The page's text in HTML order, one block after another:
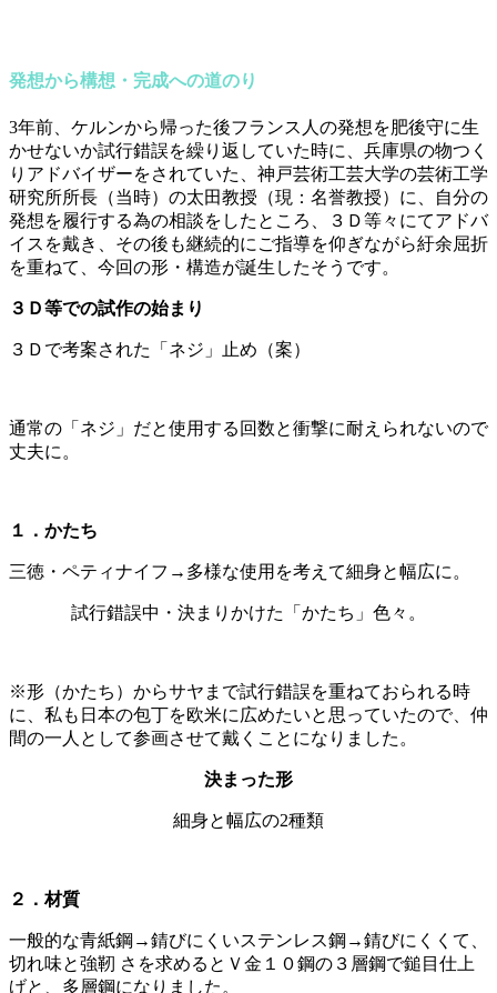
発想から構想・完成への道のり
3年前、ケルンから帰った後フランス人の発想を肥後守に生
かせないか試行錯誤を繰り返していた時に、兵庫県の物つく
りアドバイザーをされていた、神戸芸術工芸大学の芸術工学
研究所所長（当時）の太田教授（現：名誉教授）に、自分の
発想を履行する為の相談をしたところ、３Ｄ等々にてアドバ
イスを戴き、その後も継続的にご指導を仰ぎながら紆余屈折
を重ねて、今回の形・構造が誕生したそうです。
３Ｄ等での試作の始まり
３Ｄで考案された「ネジ」止め（案）
通常の「ネジ」だと使用する回数と衝撃に耐えられないので
丈夫に。
１．かたち
三徳・ペティナイフ→多様な使用を考えて細身と幅広に。
試行錯誤中・決まりかけた「かたち」色々。
※形（かたち）からサヤまで試行錯誤を重ねておられる時
に、私も日本の包丁を欧米に広めたいと思っていたので、仲
間の一人として参画させて戴くことになりました。
決まった形
細身と幅広の2種類
２．材質
一般的な青紙鋼→錆びにくいステンレス鋼→錆びにくくて、
切れ味と強靭 さを求めるとＶ金１０鋼の３層鋼で鎚目仕上
げと、多層鋼になりました。